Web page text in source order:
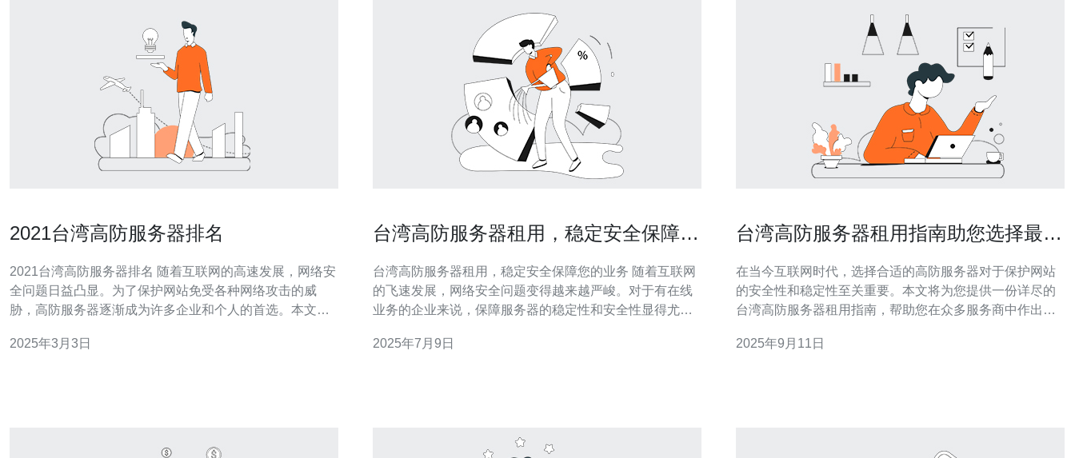
2021台湾高防服务器排名
2021台湾高防服务器排名 随着互联网的高速发展，网络安
全问题日益凸显。为了保护网站免受各种网络攻击的威
胁，高防服务器逐渐成为许多企业和个人的首选。本文将
需求的高防服务器。 以下是2021年台湾高防服务器排名的
2025年3月3日
台湾高防服务器租用，稳定安全保障您
台湾高防服务器租用，稳定安全保障您的业务 随着互联网
的飞速发展，网络安全问题变得越来越严峻。对于有在线
业务的企业来说，保障服务器的稳定性和安全性显得尤为
础设施和高质量的网络服务商，是许多企业的首选之地。
2025年7月9日
台湾高防服务器租用指南助您选择最佳
在当今互联网时代，选择合适的高防服务器对于保护网站
的安全性和稳定性至关重要。本文将为您提供一份详尽的
台湾高防服务器租用指南，帮助您在众多服务商中作出明
择台湾高防服务器？ 选择台湾高防服务器的原因有很多，
2025年9月11日